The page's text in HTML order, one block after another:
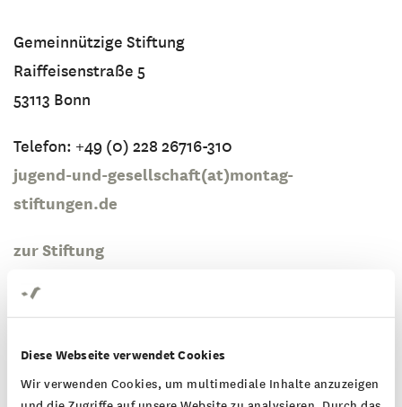
Diese Webseite verwendet Cookies
Wir verwenden Cookies, um multimediale Inhalte anzuzeigen
Gemeinnützige Stiftung
Raiffeisenstraße 5
53113 Bonn
Telefon: +49 (0) 228 26716-310
jugend-und-gesellschaft(at)montag-
stiftungen.de
zur Stiftung
Montag Stiftung Kunst und
Gesellschaft